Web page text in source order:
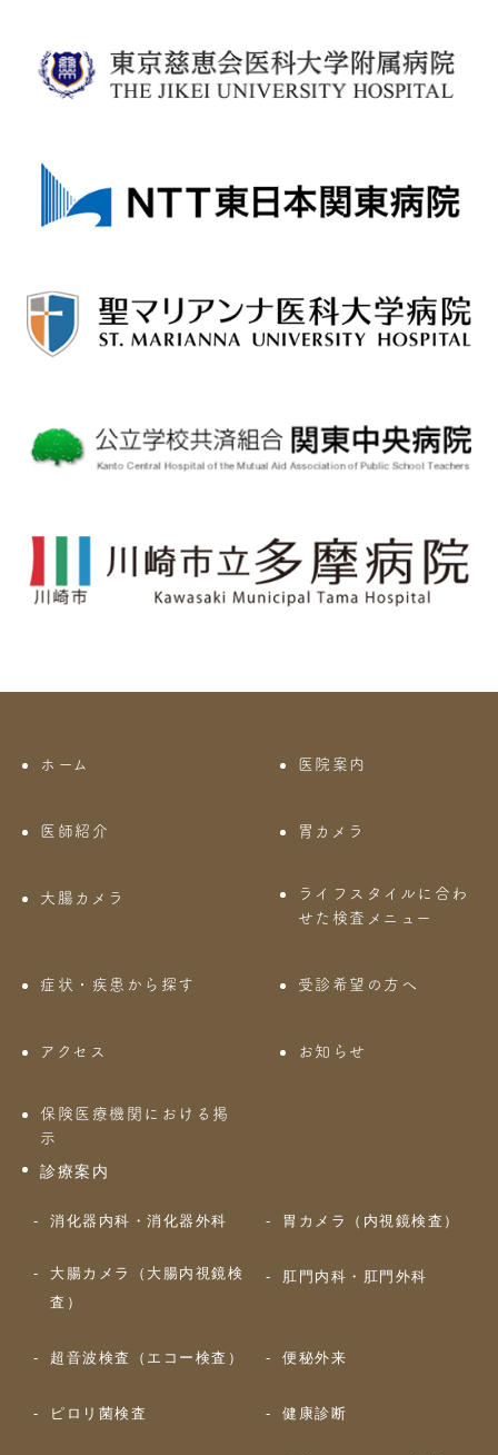
ホーム 医院案内
医師紹介 胃カメラ
大腸カメラ
ライフスタイルに合わ
せた検査メニュー
症状・疾患から探す 受診希望の方へ
アクセス お知らせ
保険医療機関における掲
示
診療案内
消化器内科・消化器外科 胃カメラ（内視鏡検査）
大腸カメラ（大腸内視鏡検
査）
肛門内科・肛門外科
超音波検査（エコー検査） 便秘外来
ピロリ菌検査 健康診断